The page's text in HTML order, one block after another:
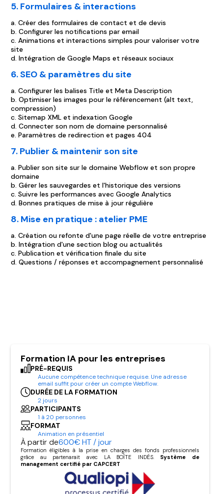
5. Formulaires & interactions
a. Créer des formulaires de contact et de devis
b. Configurer les notifications par email
c. Animations et interactions simples pour valoriser votre
site
d. Intégration de Google Maps et réseaux sociaux
6. SEO & paramètres du site
a. Configurer les balises Title et Meta Description
b. Optimiser les images pour le référencement (alt text,
compression)
c. Sitemap XML et indexation Google
d. Connecter son nom de domaine personnalisé
e. Paramètres de redirection et pages 404
7. Publier & maintenir son site
a. Publier son site sur le domaine Webflow et son propre
domaine
b. Gérer les sauvegardes et l'historique des versions
c. Suivre les performances avec Google Analytics
d. Bonnes pratiques de mise à jour régulière
8. Mise en pratique : atelier PME
a. Création ou refonte d'une page réelle de votre entreprise
b. Intégration d'une section blog ou actualités
c. Publication et vérification finale du site
d. Questions / réponses et accompagnement personnalisé
Formation IA pour les entreprises
PRÉ-REQUIS
Aucune compétence technique requise. Une adresse
email suffit pour créer un compte Webflow.
DURÉE DE LA FORMATION
2 jours
PARTICIPANTS
1 à 20 personnes
FORMAT
Animation en présentiel
À partir de600€ HT / jour
Formation éligibles à la prise en charges des fonds professionnels
grâce au partenarait avec LA BOÎTE INDÉS. Système de
management certifié par CAPCERT